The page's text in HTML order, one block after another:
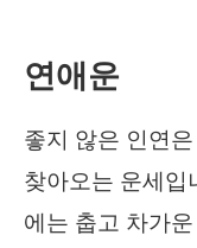
연애운
좋지 않은 인연
찾아오는 운세
에는 춥고 차가